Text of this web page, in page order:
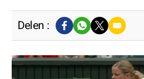
Delen :